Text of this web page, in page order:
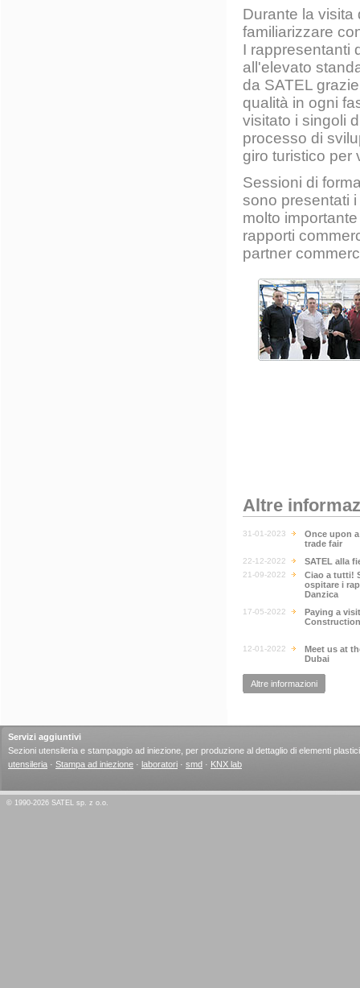
Durante la visita
familiarizzare
I rappresentanti
all'elevato
da SATEL
qualità in ogni
visitato i singoli
processo di
giro turistico per
Sessioni di
sono presentati
molto
rapporti
partner
Altre
31-01-2023
Once upon a
trade fair
22-12-2022 SATEL alla
21-09-2022
Ciao a tutti!
ospitare i
Danzica
17-05-2022
Paying a
12-01-2022
Meet us at
Dubai
Altre informazioni
Servizi aggiuntivi
Sezioni utensileria e stampaggio ad iniezione, per produzione al dettaglio di elementi
utensileria · Stampa ad iniezione · laboratori · smd · KNX lab
© 1990-2026 SATEL sp. z o.o.